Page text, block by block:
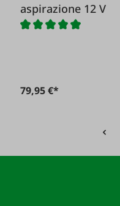
aspirazione 12 V
79,95 €*